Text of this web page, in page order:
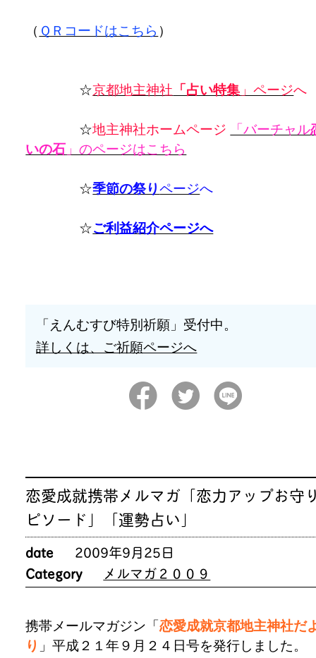
（ ＱＲコードはこちら ）
☆京都地主神社 「占い特集 」ページへ
☆地主神社ホームページ 「バーチャル
いの石 」のページはこちら
☆季節の祭りページへ
☆ご利益紹介ページへ
「えんむすび特別祈願」受付中。
詳しくは、ご祈願ページへ
恋愛成就携帯メルマガ「恋力アップお守
ピソード」「運勢占い」
date
2009年9月25日
Category
メルマガ２００９
携帯メールマガジン「恋愛成就京都地主神社だ
り 」平成２１年９月２４日号を発行しました。